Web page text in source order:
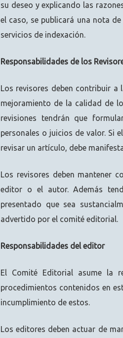
su deseo y explicando las
el caso, se publicará una nota
servicios de indexación.
Responsabilidades de los
Los revisores deben contribuir
mejoramiento de la calidad de
revisiones tendrán que
personales o juicios de valor. Si
revisar un artículo, debe
Los revisores deben mantener
editor o el autor. Además
presentado que sea
advertido por el comité editorial.
Responsabilidades del editor
El Comité Editorial asume la
procedimientos contenidos en
incumplimiento de estos.
Los editores deben actuar de